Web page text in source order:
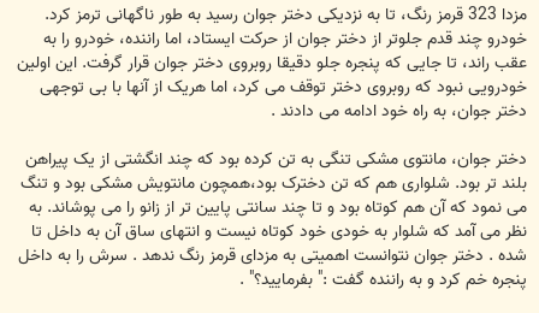
مزدا 323 قرمز رنگ، تا به نزدیکی دختر جوان رسید به طور ناگهانی ترمز کرد.
خودرو چند قدم جلوتر از دختر جوان از حرکت ایستاد، اما راننده، خودرو را به
عقب راند، تا جایی که پنجره جلو دقیقا روبروی دختر جوان قرار گرفت. این اولین
خودرویی نبود که روبروی دختر توقف می کرد، اما هریک از آنها با بی توجهی
دختر جوان، به راه خود ادامه می دادند .
دختر جوان، مانتوی مشکی تنگی به تن کرده بود که چند انگشتی از یک پیراهن
بلند تر بود. شلواری هم که تن دخترک بود،همچون مانتویش مشکی بود و تنگ
می نمود که آن هم کوتاه بود و تا چند سانتی پایین تر از زانو را می پوشاند. به
نظر می آمد که شلوار به خودی خود کوتاه نیست و انتهای ساق آن به داخل تا
شده . دختر جوان نتوانست اهمیتی به مزدای قرمز رنگ ندهد . سرش را به داخل
پنجره خم کرد و به راننده گفت :" بفرمایید؟" .